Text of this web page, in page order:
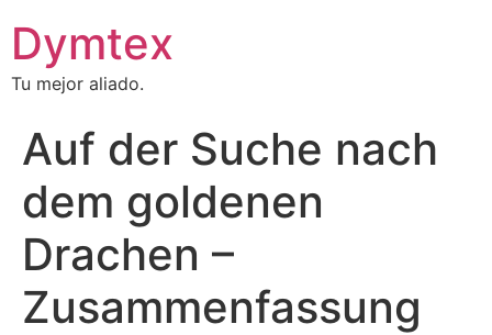
Dymtex
Tu mejor aliado.
Auf der Suche nach
dem goldenen
Drachen –
Zusammenfassung